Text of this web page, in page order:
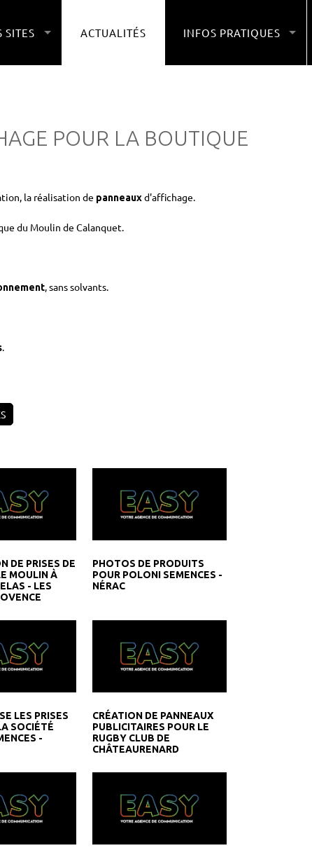
SITES ACTUALITÉS INFOS PRATIQUES
POUR LA BOUTIQUE
la réalisation de panneauxd'affichage.
du Moulin de Calanquet.
, sans solvants.
.
DE PRISES DE
MOULIN À
- LES
PHOTOS DE PRODUITS
POUR POLONI SEMENCES -
NÉRAC
LES PRISES
SOCIÉTÉ
-
CRÉATION DE PANNEAUX
PUBLICITAIRES POUR LE
RUGBY CLUB DE
CHÂTEAURENARD